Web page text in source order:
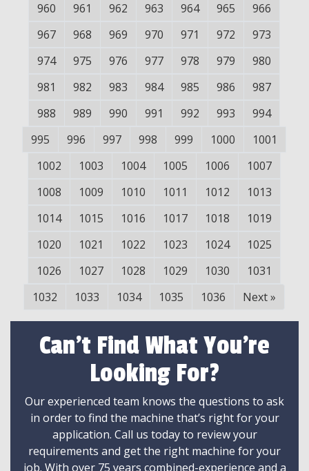
960
961 962 963 964 965
966
967
968 969 970 971 972
973
974
975 976 977 978 979
980
981
982 983 984 985 986
987
988
989 990 991 992 993
994
995
996 997 998 999 1000
1001
1002
1003 1004 1005 1006
1007
1008
1009 1010 1011 1012
1013
1014
1015 1016 1017 1018
1019
1020
1021 1022 1023 1024
1025
1026
1027 1028 1029 1030
1031
1032
1033 1034 1035 1036 Next»
Can't Find What You're
Looking For?
Our experienced team knows the questions to ask
in order to find the machine that’s right for your
application. Call us today to review your
requirements and get the right machine for your
job. With over 75 years combined-experience and a